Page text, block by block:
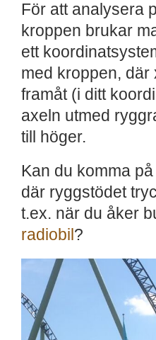
För att analysera
kroppen brukar
ett
med kroppen,
framåt (i ditt
axeln utmed
till höger.
Kan du komma
där ryggstödet
t.ex. när du åker
radiobil ?